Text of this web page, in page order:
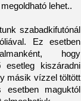
lehet..
szabadkifutónál
Ez esetben
hogy
kiszáradni
másik vízzel töltött
maguktól